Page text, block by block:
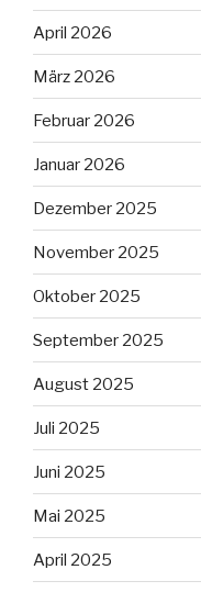
April 2026
März 2026
Februar 2026
Januar 2026
Dezember 2025
November 2025
Oktober 2025
September 2025
August 2025
Juli 2025
Juni 2025
Mai 2025
April 2025